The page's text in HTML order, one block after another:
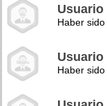
Usuario
Haber
Usuario
Haber